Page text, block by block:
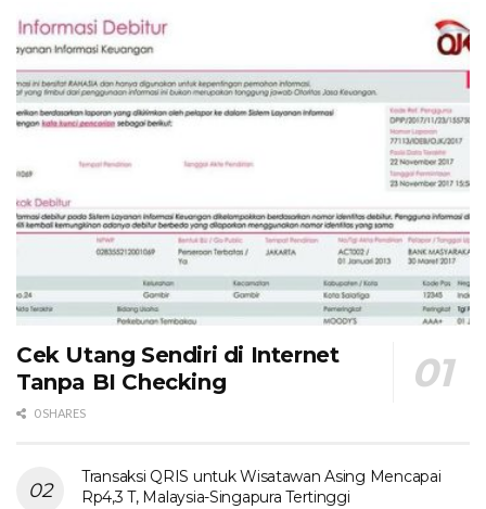
Cek Utang Sendiri di Internet
Tanpa BI Checking
0 SHARES
Transaksi QRIS untuk Wisatawan Asing Mencapai
Rp4,3 T, Malaysia-Singapura Tertinggi